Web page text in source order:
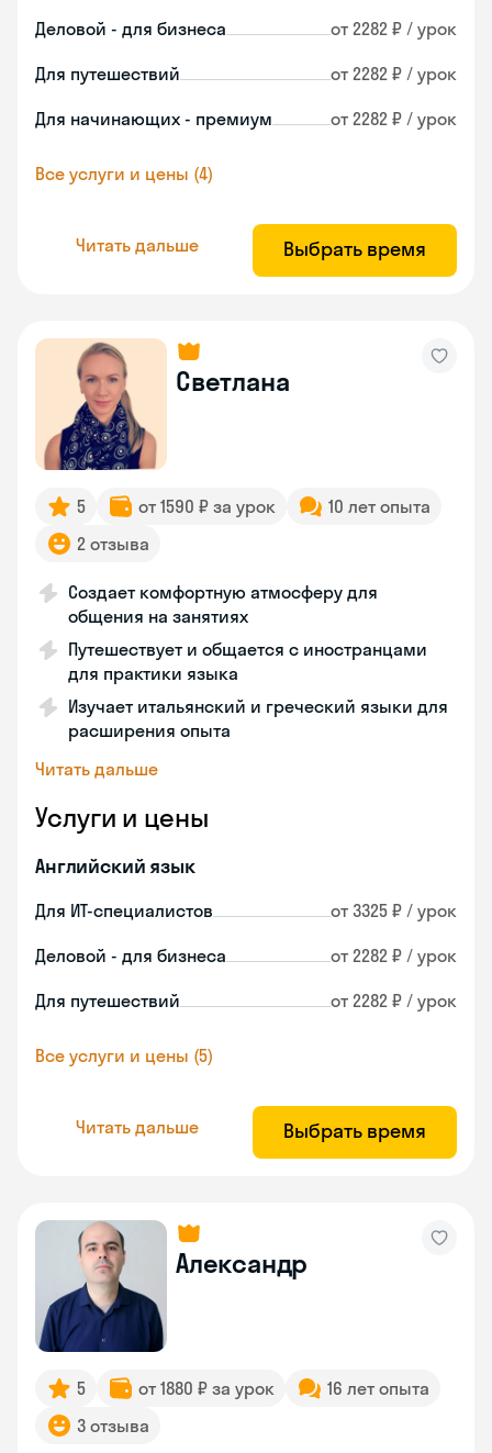
Деловой - для бизнеса от 2282 ₽ / урок
Для путешествий от 2282 ₽ / урок
Для начинающих - премиум от 2282 ₽ / урок
Все услуги и цены (4)
Читать дальше Выбрать время
Светлана
5 от 1590 ₽ за урок
10 лет опыта
2 отзыва
Создает комфортную атмосферу для
общения на занятиях
Путешествует и общается с иностранцами
для практики языка
Изучает итальянский и греческий языки для
расширения опыта
Читать дальше
Услуги и цены
Английский язык
Для ИТ-специалистов от 3325 ₽ / урок
Деловой - для бизнеса от 2282 ₽ / урок
Для путешествий от 2282 ₽ / урок
Все услуги и цены (5)
Читать дальше Выбрать время
Александр
5 от 1880 ₽ за урок
16 лет опыта
3 отзыва